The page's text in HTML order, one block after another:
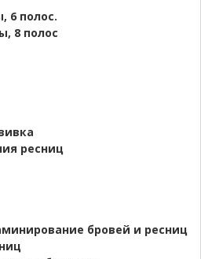
6 полос.
8 полос
ресниц
бровей и ресниц